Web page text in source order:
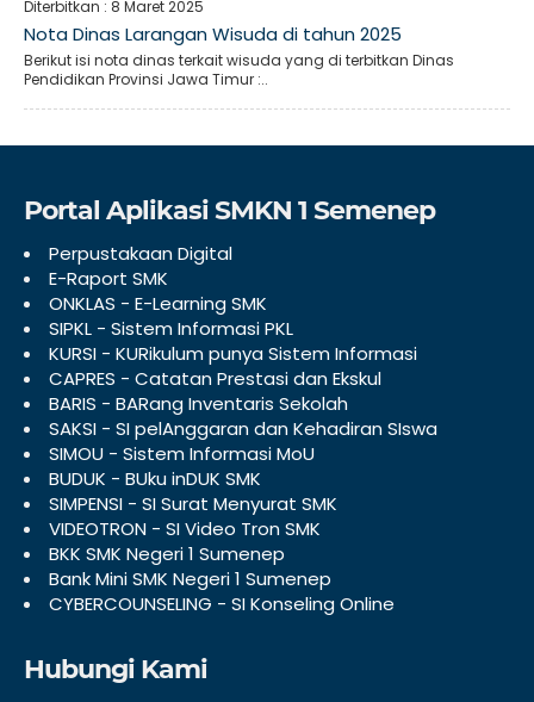
Diterbitkan : 8 Maret 2025
Nota Dinas Larangan Wisuda di tahun 2025
Berikut isi nota dinas terkait wisuda yang di terbitkan Dinas
Pendidikan Provinsi Jawa Timur :..
Portal Aplikasi SMKN 1 Semenep
Perpustakaan Digital
E-Raport SMK
ONKLAS - E-Learning SMK
SIPKL - Sistem Informasi PKL
KURSI - KURikulum punya Sistem Informasi
CAPRES - Catatan Prestasi dan Ekskul
BARIS - BARang Inventaris Sekolah
SAKSI - SI pelAnggaran dan Kehadiran SIswa
SIMOU - Sistem Informasi MoU
BUDUK - BUku inDUK SMK
SIMPENSI - SI Surat Menyurat SMK
VIDEOTRON - SI Video Tron SMK
BKK SMK Negeri 1 Sumenep
Bank Mini SMK Negeri 1 Sumenep
CYBERCOUNSELING - SI Konseling Online
Hubungi Kami